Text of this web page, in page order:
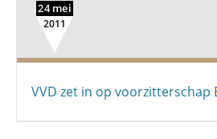
24 mei
2011
VVD zet in op voorzitterschap